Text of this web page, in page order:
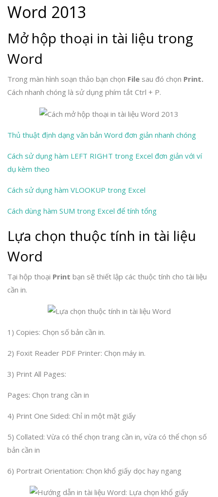
Word 2013
Mở hộp thoại in tài liệu trong
Word
Trong màn hình soạn thảo bạn chọn File sau đó chọn Print.
Cách nhanh chóng là sử dụng phím tắt Ctrl + P.
Thủ thuật định dạng văn bản Word đơn giản nhanh chóng
Cách sử dụng hàm LEFT RIGHT trong Excel đơn giản với ví
dụ kèm theo
Cách sử dụng hàm VLOOKUP trong Excel
Cách dùng hàm SUM trong Excel để tính tổng
Lựa chọn thuộc tính in tài liệu
Word
Tại hộp thoại Print bạn sẽ thiết lập các thuộc tính cho tài liệu
cần in.
1) Copies: Chọn số bản cần in.
2) Foxit Reader PDF Printer: Chọn máy in.
3) Print All Pages:
Pages: Chọn trang cần in
4) Print One Sided: Chỉ in một mặt giấy
5) Collated: Vừa có thể chọn trang cần in, vừa có thể chọn số
bản cần in
6) Portrait Orientation: Chọn khổ giấy dọc hay ngang